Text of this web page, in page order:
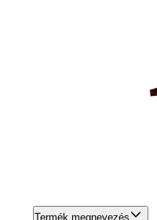
Termék megnevezés